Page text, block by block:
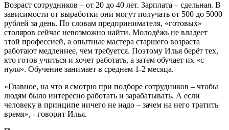
Возраст сотрудников – от 20 до 40 лет. Зарплата – сдельная. В
зависимости от выработки они могут получать от 500 до 5000
рублей за день. По словам предпринимателя, «готовых»
столяров сейчас невозможно найти. Молодёжь не владеет
этой профессией, а опытные мастера старшего возраста
работают медленнее, чем требуется. Поэтому Илья берёт тех,
кто готов учиться и хочет работать, а затем обучает их «с
нуля». Обучение занимает в среднем 1-2 месяца.
«Главное, на что я смотрю при подборе сотрудников – чтобы
людям было интересно работать и зарабатывать. А если
человеку в принципе ничего не надо – зачем на него тратить
время», - говорит Илья.